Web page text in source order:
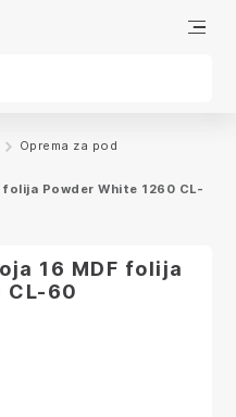
Oprema za pod
folija Powder White 1260 CL-
16 MDF folija
CL-60